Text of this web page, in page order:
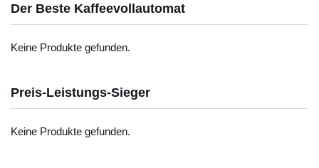
Der Beste Kaffeevollautomat
Keine Produkte gefunden.
Preis-Leistungs-Sieger
Keine Produkte gefunden.